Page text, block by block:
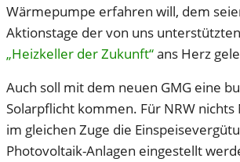
Wärmepumpe erfahren will, dem
Aktionstage der von uns
„Heizkeller der Zukunft“ans Herz
Auch soll mit dem neuen GMG eine
Solarpflicht kommen. Für NRW nichts
im gleichen Zuge die
Photovoltaik-Anlagen eingestellt